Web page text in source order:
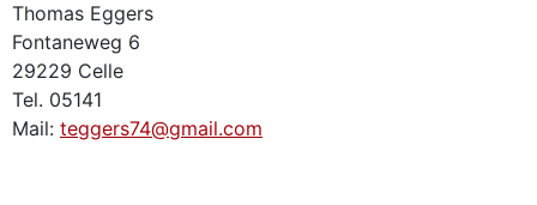
Thomas Eggers
Fontaneweg 6
29229 Celle
Tel. 05141
Mail: teggers74@gmail.com